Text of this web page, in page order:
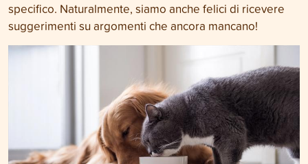
specifico. Naturalmente, siamo anche felici di ricevere
suggerimenti su argomenti che ancora mancano!